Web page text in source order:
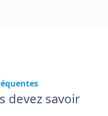
devez savoir